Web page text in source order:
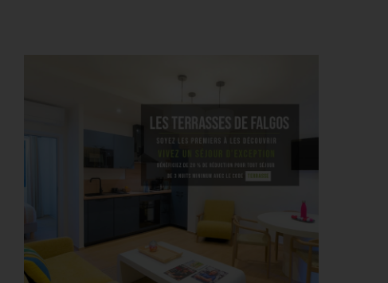
GUERRE DES CIRCUITS > QUESTIONS POUR DES CHAMPIONS
LIV Golf : Quel avenir pour Rahm et DeChambeau ?
Le FedEx St. Jude Championship va perdre son
DP WORLD TOUR > PLATEAU DE RÊVE
De nombreuses stars annoncées à l’Irish Open
ENTRAÎNEMENT > ON M(&M)
Vidéo : un jeu pour égayer les entraînements de